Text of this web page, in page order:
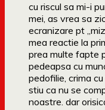
cu riscul sa mi-i
mei, as vrea sa
ecranizare pt
mea reactie la
prea multe fapte
pedeapsa cu
pedofilie, crima
stiu ca nu se
noastre. dar